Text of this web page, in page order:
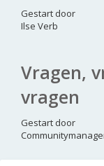
Gestart door
Ilse Verb
Vragen,
vragen
Gestart door